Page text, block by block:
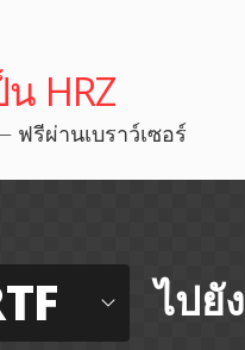
HRZ
ฟรีผ่านเบราว์เซอร์
ไปยัง